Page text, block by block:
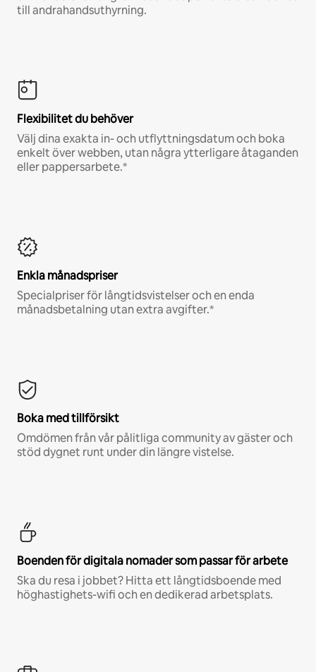
till andrahandsuthyrning.
Flexibilitet du behöver
Välj dina exakta in- och utflyttningsdatum och boka
enkelt över webben, utan några ytterligare åtaganden
eller pappersarbete.*
Enkla månadspriser
Specialpriser för långtidsvistelser och en enda
månadsbetalning utan extra avgifter.*
Boka med tillförsikt
Omdömen från vår pålitliga community av gäster och
stöd dygnet runt under din längre vistelse.
Boenden för digitala nomader som passar för arbete
Ska du resa i jobbet? Hitta ett långtidsboende med
höghastighets-wifi och en dedikerad arbetsplats.